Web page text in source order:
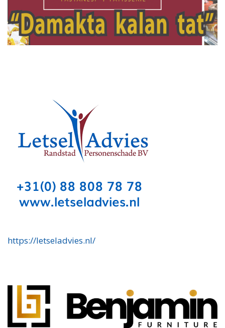
https://letseladvies.nl/